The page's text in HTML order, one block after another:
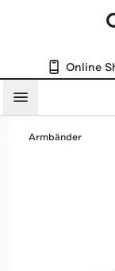
Online
Menü
Armbänder